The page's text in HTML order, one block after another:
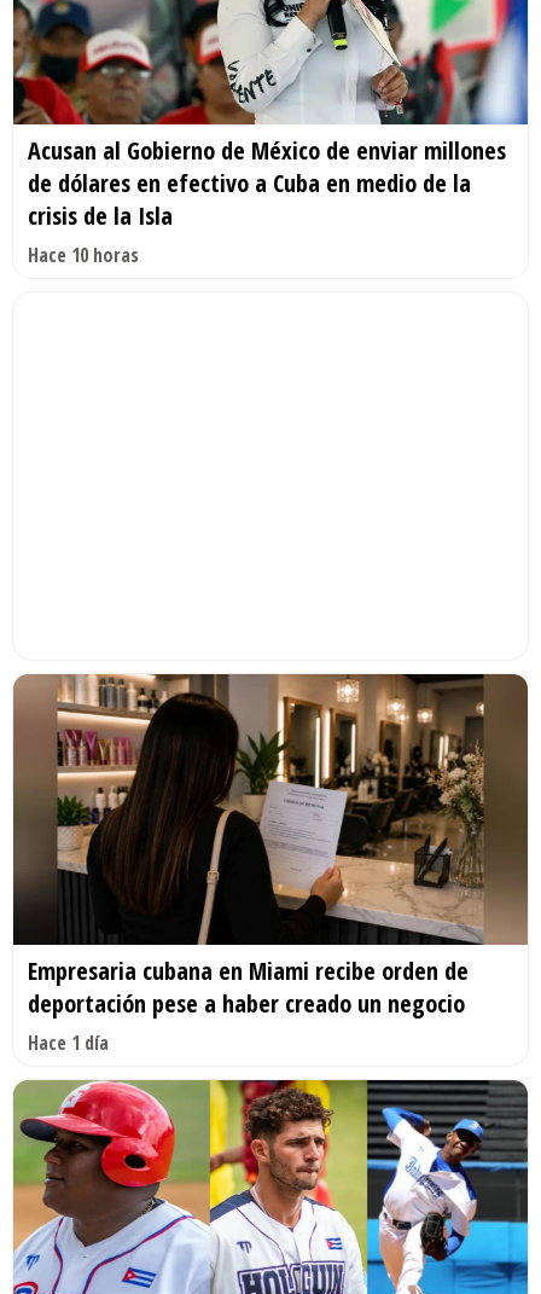
Acusan al Gobierno de México de enviar millones
de dólares en efectivo a Cuba en medio de la
crisis de la Isla
Hace 10 horas
Empresaria cubana en Miami recibe orden de
deportación pese a haber creado un negocio
Hace 1 día